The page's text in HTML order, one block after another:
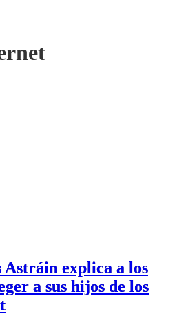
explica a los
a sus hijos de los